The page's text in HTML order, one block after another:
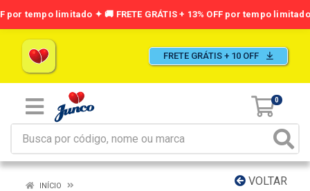
FRETE GRÁTIS + 10 OFF
0
VOLTAR
INÍCIO